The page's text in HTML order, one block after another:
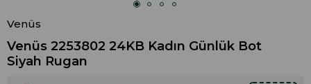
Venüs
Venüs 2253802 24KB Kadın Günlük Bot
Siyah Rugan